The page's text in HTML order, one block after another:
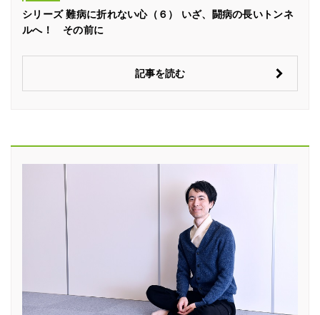
シリーズ 難病に折れない心（６） いざ、闘病の長いトンネ
ルへ！ その前に
記事を読む